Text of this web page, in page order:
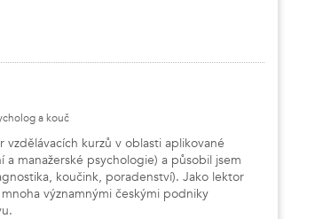
a kouč
kurzů v oblasti aplikované
manažerské psychologie) a působil jsem
koučink, poradenství). Jako lektor
významnými českými podniky